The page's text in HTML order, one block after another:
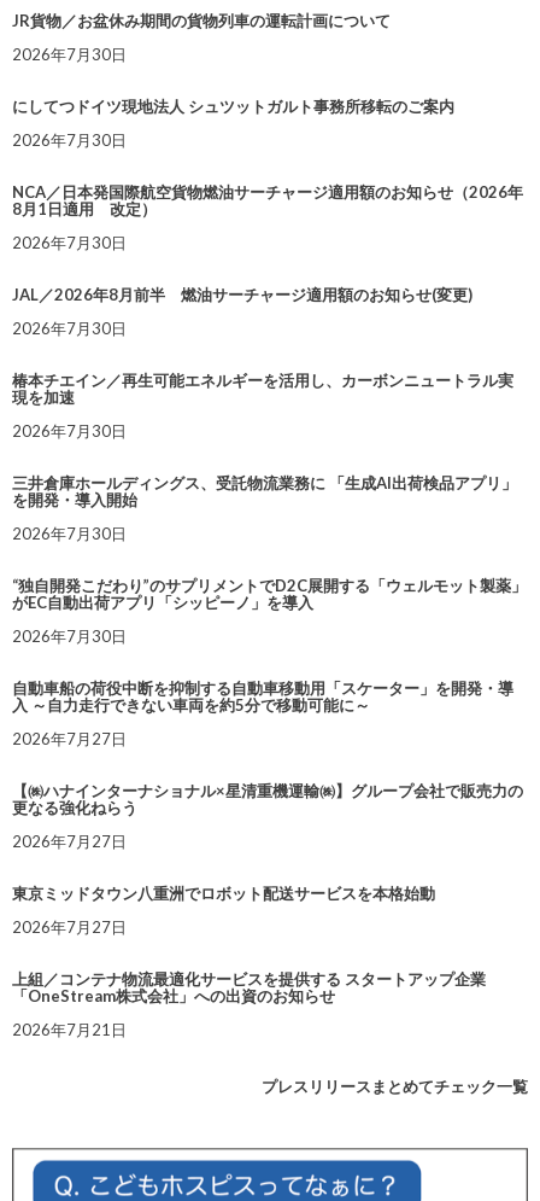
JR貨物／お盆休み期間の貨物列車の運転計画について
2026年7月30日
にしてつドイツ現地法人 シュツットガルト事務所移転のご案内
2026年7月30日
NCA／日本発国際航空貨物燃油サーチャージ適用額のお知らせ（2026年
8月1日適用 改定）
2026年7月30日
JAL／2026年8月前半 燃油サーチャージ適用額のお知らせ(変更)
2026年7月30日
椿本チエイン／再生可能エネルギーを活用し、カーボンニュートラル実
現を加速
2026年7月30日
三井倉庫ホールディングス、受託物流業務に 「生成AI出荷検品アプリ」
を開発・導入開始
2026年7月30日
“独自開発こだわり”のサプリメントでD2C展開する「ウェルモット製薬」
がEC自動出荷アプリ「シッピーノ」を導入
2026年7月30日
自動車船の荷役中断を抑制する自動車移動用「スケーター」を開発・導
入 ～自力走行できない車両を約5分で移動可能に～
2026年7月27日
【㈱ハナインターナショナル×星清重機運輸㈱】グループ会社で販売力の
更なる強化ねらう
2026年7月27日
東京ミッドタウン八重洲でロボット配送サービスを本格始動
2026年7月27日
上組／コンテナ物流最適化サービスを提供する スタートアップ企業
「OneStream株式会社」への出資のお知らせ
2026年7月21日
プレスリリースまとめてチェック一覧